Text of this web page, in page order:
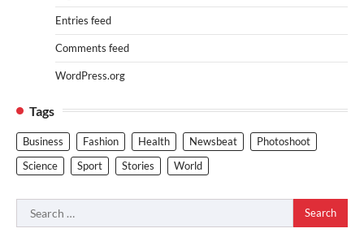
Entries feed
Comments feed
WordPress.org
Tags
Business Fashion Health Newsbeat
Photoshoot
Science
Sport Stories World
Search
for: